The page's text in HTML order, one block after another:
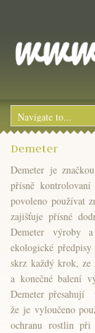
Demeter
Demeter je
přísně kontrolovaní
povoleno používat
zajišťuje přísné
Demeter výroby
ekologické
skrz každý krok, ze
a konečné balení
Demeter přesahují
že je vyloučeno
ochranu rostlin při